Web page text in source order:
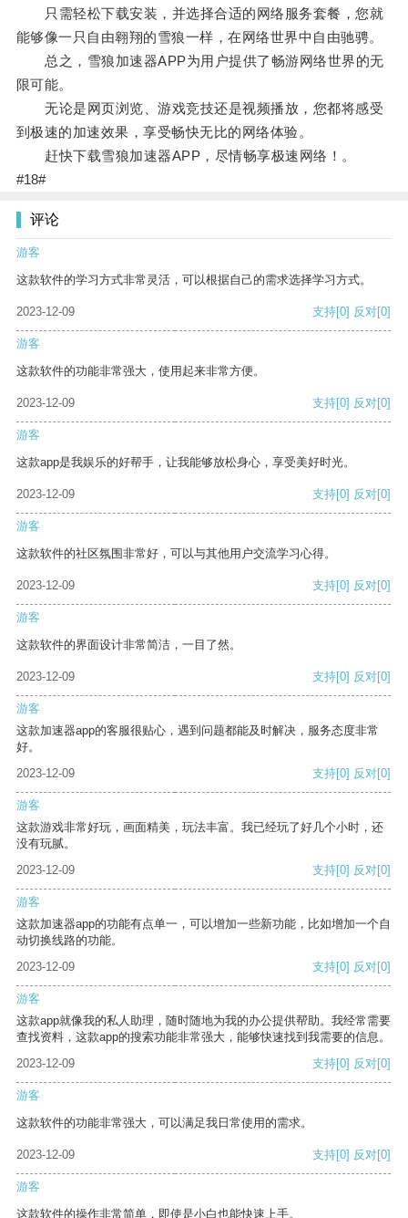
只需轻松下载安装，并选择合适的网络服务套餐，您就
能够像一只自由翱翔的雪狼一样，在网络世界中自由驰骋。
总之，雪狼加速器APP为用户提供了畅游网络世界的无
限可能。
无论是网页浏览、游戏竞技还是视频播放，您都将感受
到极速的加速效果，享受畅快无比的网络体验。
赶快下载雪狼加速器APP，尽情畅享极速网络！。
#18#
评论
游客
这款软件的学习方式非常灵活，可以根据自己的需求选择学习方式。
2023-12-09 支持[0] 反对[0]
游客
这款软件的功能非常强大，使用起来非常方便。
2023-12-09 支持[0] 反对[0]
游客
这款app是我娱乐的好帮手，让我能够放松身心，享受美好时光。
2023-12-09 支持[0] 反对[0]
游客
这款软件的社区氛围非常好，可以与其他用户交流学习心得。
2023-12-09 支持[0] 反对[0]
游客
这款软件的界面设计非常简洁，一目了然。
2023-12-09 支持[0] 反对[0]
游客
这款加速器app的客服很贴心，遇到问题都能及时解决，服务态度非常
好。
2023-12-09
支持[0] 反对[0]
游客
这款游戏非常好玩，画面精美，玩法丰富。我已经玩了好几个小时，还
没有玩腻。
2023-12-09
支持[0] 反对[0]
游客
这款加速器app的功能有点单一，可以增加一些新功能，比如增加一个自
动切换线路的功能。
2023-12-09
支持[0] 反对[0]
游客
这款app就像我的私人助理，随时随地为我的办公提供帮助。我经常需要
查找资料，这款app的搜索功能非常强大，能够快速找到我需要的信息。
2023-12-09
支持[0] 反对[0]
游客
这款软件的功能非常强大，可以满足我日常使用的需求。
2023-12-09 支持[0] 反对[0]
游客
这款软件的操作非常简单，即使是小白也能快速上手。